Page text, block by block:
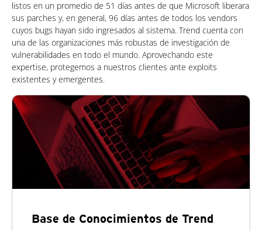
listos en un promedio de 51 días antes de que Microsoft liberara
sus parches y, en general, 96 días antes de todos los vendors
cuyos bugs hayan sido ingresados al sistema. Trend cuenta con
una de las organizaciones más robustas de investigación de
vulnerabilidades en todo el mundo. Aprovechando este
expertise, protegemos a nuestros clientes ante exploits
existentes y emergentes.
Base de Conocimientos de Trend